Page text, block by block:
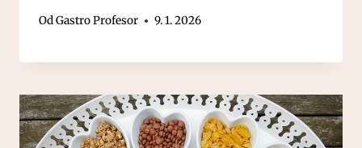
OdGastro Profesor 9. 1. 2026